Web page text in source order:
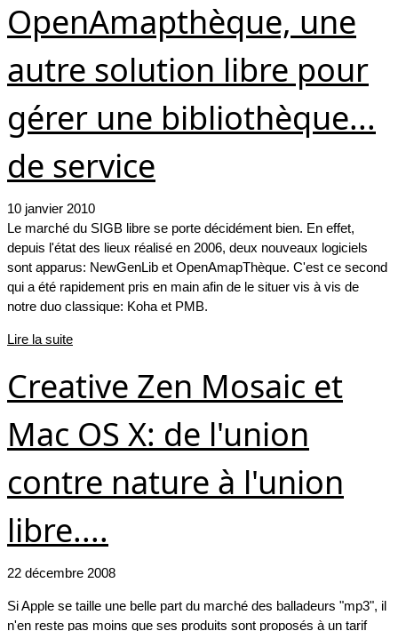
OpenAmapthèque, une
autre solution libre pour
gérer une bibliothèque...
de service
10 janvier 2010
Le marché du SIGB libre se porte décidément bien. En effet,
depuis l'état des lieux réalisé en 2006, deux nouveaux logiciels
sont apparus: NewGenLib et OpenAmapThèque. C'est ce second
qui a été rapidement pris en main afin de le situer vis à vis de
notre duo classique: Koha et PMB.
Lire la suite
Creative Zen Mosaic et
Mac OS X: de l'union
contre nature à l'union
libre....
22 décembre 2008
Si Apple se taille une belle part du marché des balladeurs "mp3", il
n'en reste pas moins que ses produits sont proposés à un tarif